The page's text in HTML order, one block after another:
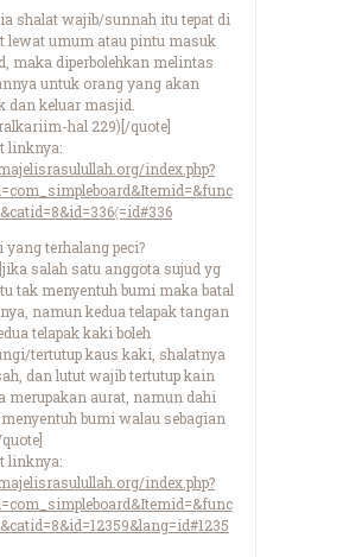
shalat wajib/sunnah itu tepat di
lewat umum atau pintu masuk
maka diperbolehkan melintas
untuk orang yang akan
dan keluar masjid.
hal 229)[/quote]
linknya:
index.php?
yang terhalang peci?
salah satu anggota sujud yg
tak menyentuh bumi maka batal
namun kedua telapak tangan
telapak kaki boleh
tertutup kaus kaki, shalatnya
dan lutut wajib tertutup kain
merupakan aurat, namun dahi
bumi walau sebagian
linknya:
index.php?